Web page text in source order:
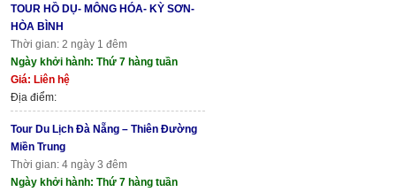
TOUR HỒ DỤ- MÔNG HÓA- KỲ SƠN-
HÒA BÌNH
Thời gian: 2 ngày 1 đêm
Ngày khởi hành: Thứ 7 hàng tuần
Giá: Liên hệ
Địa điểm:
Tour Du Lịch Đà Nẵng – Thiên Đường
Miền Trung
Thời gian: 4 ngày 3 đêm
Ngày khởi hành: Thứ 7 hàng tuần